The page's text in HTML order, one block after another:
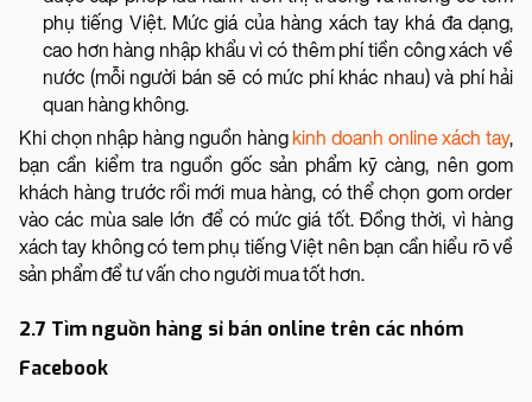
phụ tiếng Việt. Mức giá của hàng xách tay khá đa dạng,
cao hơn hàng nhập khẩu vì có thêm phí tiền công xách về
nước (mỗi người bán sẽ có mức phí khác nhau) và phí hải
quan hàng không.
Khi chọn nhập hàng nguồn hàng kinh doanh online xách tay,
bạn cần kiểm tra nguồn gốc sản phẩm kỹ càng, nên gom
khách hàng trước rồi mới mua hàng, có thể chọn gom order
vào các mùa sale lớn để có mức giá tốt. Đồng thời, vì hàng
xách tay không có tem phụ tiếng Việt nên bạn cần hiểu rõ về
sản phẩm để tư vấn cho người mua tốt hơn.
2.7 Tìm nguồn hàng sỉ bán online trên các nhóm
Facebook